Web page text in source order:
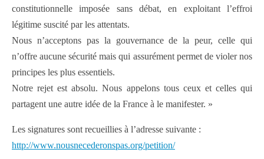
constitutionnelle imposée sans débat, en exploitant l’effroi
légitime suscité par les attentats.
Nous n’acceptons pas la gouvernance de la peur, celle qui
n’offre aucune sécurité mais qui assurément permet de violer nos
principes les plus essentiels.
Notre rejet est absolu. Nous appelons tous ceux et celles qui
partagent une autre idée de la France à le manifester. »
Les signatures sont recueillies à l’adresse suivante :
http://www.nousnecederonspas.org/petition/